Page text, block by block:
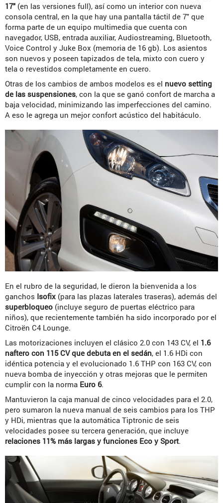
17″ (en las versiones full), así como un interior con nueva
consola central, en la que hay una pantalla táctil de 7″ que
forma parte de un equipo multimedia que cuenta con
navegador, USB, entrada auxiliar, Audiostreaming, Bluetooth,
Voice Control y Juke Box (memoria de 16 gb). Los asientos
son nuevos y poseen tapizados de tela, mixto con cuero y
tela o revestidos completamente en cuero.
Otras de los cambios de ambos modelos es el nuevo setting
de las suspensiones, con la que se ganó confort de marcha a
baja velocidad, minimizando las imperfecciones del camino.
A eso le agrega un mejor confort acústico del habitáculo.
En el rubro de la seguridad, le dieron la bienvenida a los
ganchos Isofix (para las plazas laterales traseras), además del
superbloqueo (incluye seguro de puertas eléctrico para
niños), que recientemente también ha sido incorporado por el
Citroën C4 Lounge.
Las motorizaciones incluyen el clásico 2.0 con 143 CV, el 1.6
naftero con 115 CV que debuta en el sedán, el 1.6 HDi con
idéntica potencia y el evolucionado 1.6 THP con 163 CV, con
nueva bomba de inyección y otras mejoras que le permiten
cumplir con la norma Euro 6.
Mantuvieron la caja manual de cinco velocidades para el 2.0,
pero sumaron la nueva manual de seis cambios para los THP
y HDi, mientras que la automática Tiptronic de seis
velocidades posee su tercera generación, que incluye
relaciones 11% más largas y funciones Eco y Sport.